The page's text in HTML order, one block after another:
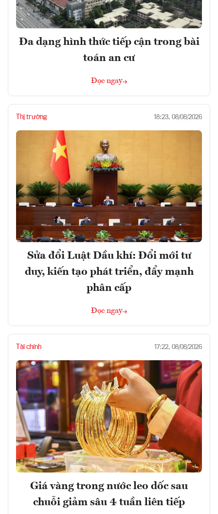
Đa dạng hình thức tiếp cận trong bài
toán an cư
Đọc ngay
Thị trường 18:23, 08/08/2026
Sửa đổi Luật Dầu khí: Đổi mới tư
duy, kiến tạo phát triển, đẩy mạnh
phân cấp
Đọc ngay
Tài chính 17:22, 08/08/2026
Giá vàng trong nước leo dốc sau
chuỗi giảm sâu 4 tuần liên tiếp